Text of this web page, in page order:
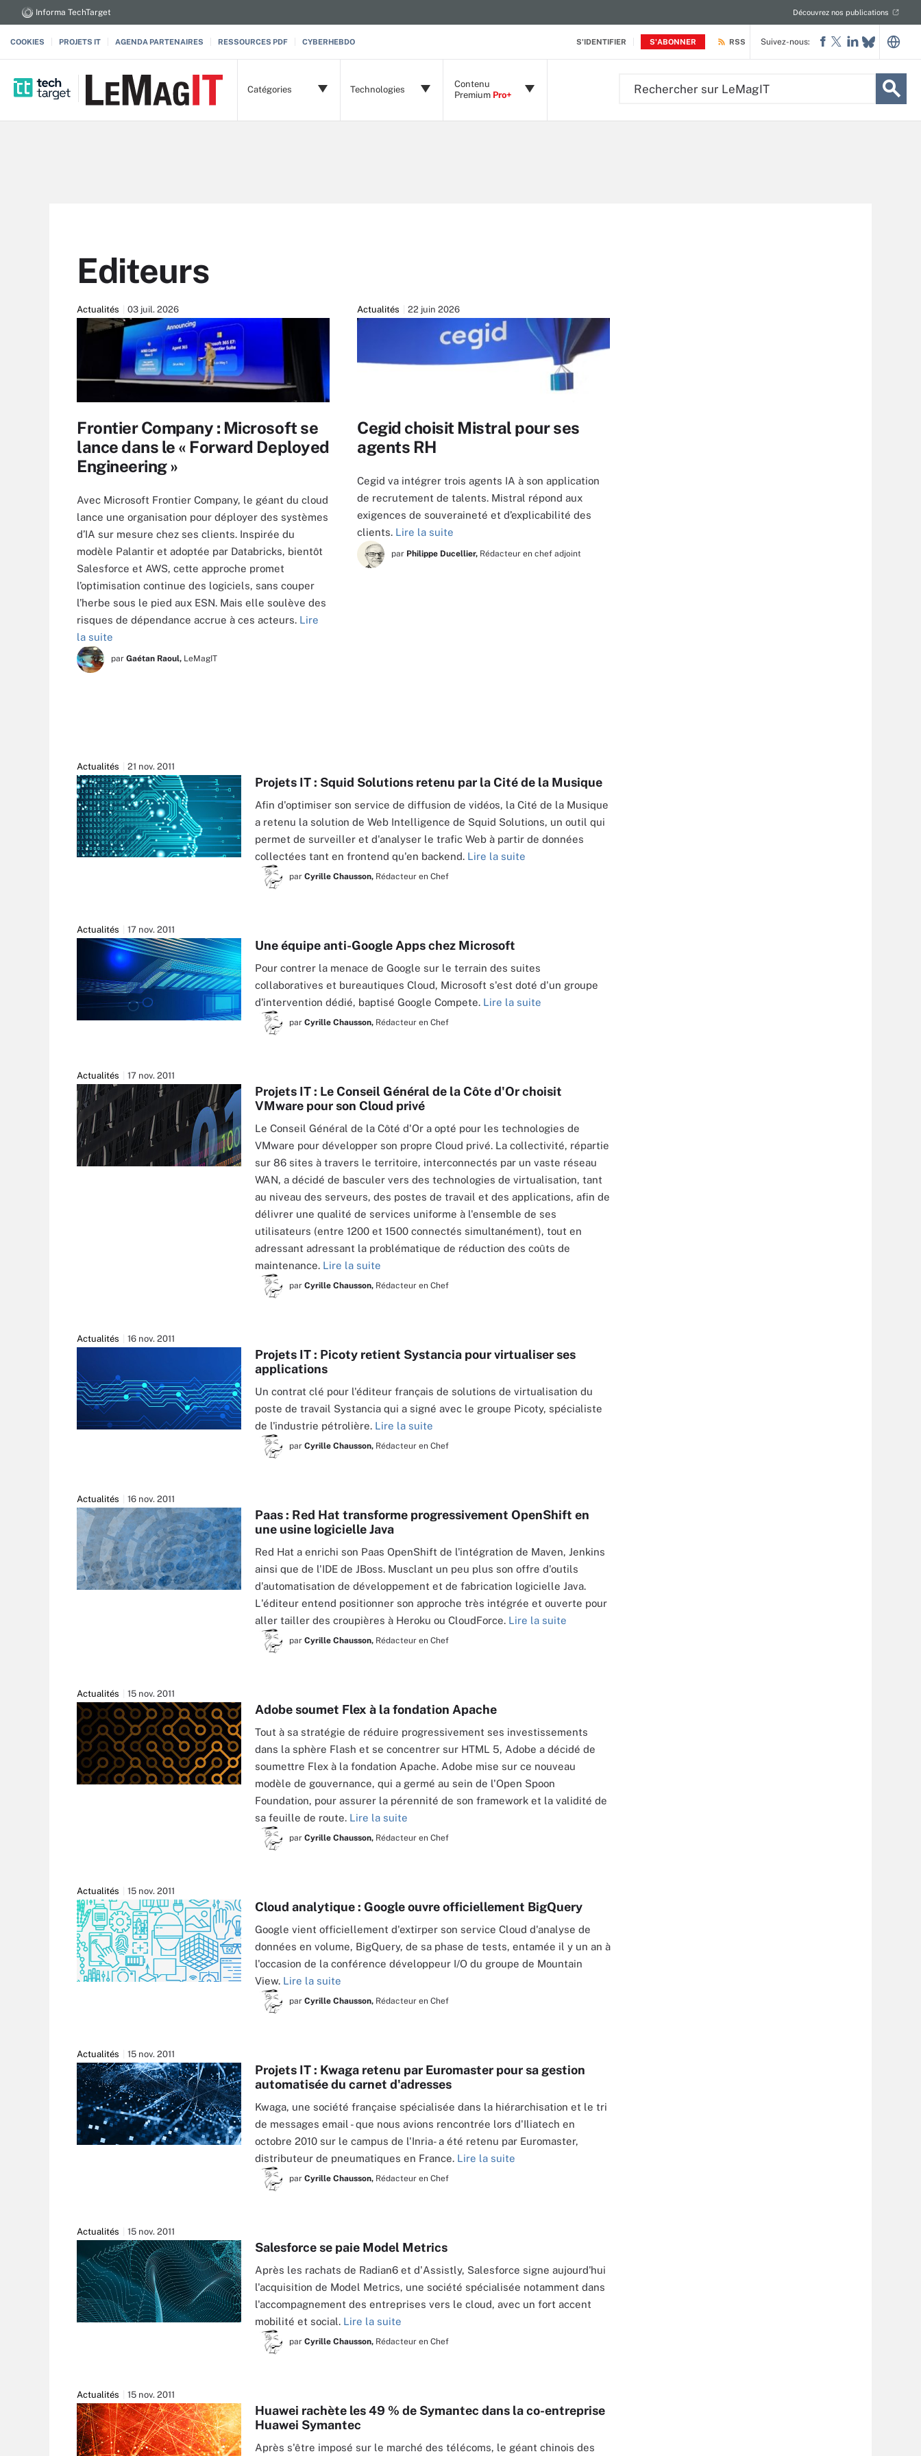
S'IDENTIFIER S'ABONNER
Informa TechTarget Découvrez nos publications
COOKIES PROJETS IT AGENDA PARTENAIRES RESSOURCES PDF CYBERHEBDO RSS
Catégories Technologies
Contenu
Premium Pro+
Suivez-nous:
Editeurs
Actualités 03 juil. 2026
Frontier Company : Microsoft se
lance dans le « Forward Deployed
Engineering »
Avec Microsoft Frontier Company, le géant du cloud
lance une organisation pour déployer des systèmes
d’IA sur mesure chez ses clients. Inspirée du
modèle Palantir et adoptée par Databricks, bientôt
Salesforce et AWS, cette approche promet
l’optimisation continue des logiciels, sans couper
l’herbe sous le pied aux ESN. Mais elle soulève des
risques de dépendance accrue à ces acteurs. Lire
la suite
par Gaétan Raoul, LeMagIT
Actualités 22 juin 2026
Cegid choisit Mistral pour ses
agents RH
Cegid va intégrer trois agents IA à son application
de recrutement de talents. Mistral répond aux
exigences de souveraineté et d’explicabilité des
clients. Lire la suite
par Philippe Ducellier, Rédacteur en chef adjoint
Actualités 21 nov. 2011
Projets IT : Squid Solutions retenu par la Cité de la Musique
Afin d'optimiser son service de diffusion de vidéos, la Cité de la Musique
a retenu la solution de Web Intelligence de Squid Solutions, un outil qui
permet de surveiller et d'analyser le trafic Web à partir de données
collectées tant en frontend qu'en backend. Lire la suite
par Cyrille Chausson, Rédacteur en Chef
Actualités 17 nov. 2011
Une équipe anti-Google Apps chez Microsoft
Pour contrer la menace de Google sur le terrain des suites
collaboratives et bureautiques Cloud, Microsoft s'est doté d'un groupe
d'intervention dédié, baptisé Google Compete. Lire la suite
par Cyrille Chausson, Rédacteur en Chef
Actualités 17 nov. 2011
Projets IT : Le Conseil Général de la Côte d'Or choisit
VMware pour son Cloud privé
Le Conseil Général de la Côté d'Or a opté pour les technologies de
VMware pour développer son propre Cloud privé. La collectivité, répartie
sur 86 sites à travers le territoire, interconnectés par un vaste réseau
WAN, a décidé de basculer vers des technologies de virtualisation, tant
au niveau des serveurs, des postes de travail et des applications, afin de
délivrer une qualité de services uniforme à l'ensemble de ses
utilisateurs (entre 1200 et 1500 connectés simultanément), tout en
adressant adressant la problématique de réduction des coûts de
maintenance. Lire la suite
par Cyrille Chausson, Rédacteur en Chef
Actualités 16 nov. 2011
Projets IT : Picoty retient Systancia pour virtualiser ses
applications
Un contrat clé pour l'éditeur français de solutions de virtualisation du
poste de travail Systancia qui a signé avec le groupe Picoty, spécialiste
de l'industrie pétrolière. Lire la suite
par Cyrille Chausson, Rédacteur en Chef
Actualités 16 nov. 2011
Paas : Red Hat transforme progressivement OpenShift en
une usine logicielle Java
Red Hat a enrichi son Paas OpenShift de l'intégration de Maven, Jenkins
ainsi que de l'IDE de JBoss. Musclant un peu plus son offre d'outils
d'automatisation de développement et de fabrication logicielle Java.
L'éditeur entend positionner son approche très intégrée et ouverte pour
aller tailler des croupières à Heroku ou CloudForce. Lire la suite
par Cyrille Chausson, Rédacteur en Chef
Actualités 15 nov. 2011
Adobe soumet Flex à la fondation Apache
Tout à sa stratégie de réduire progressivement ses investissements
dans la sphère Flash et se concentrer sur HTML 5, Adobe a décidé de
soumettre Flex à la fondation Apache. Adobe mise sur ce nouveau
modèle de gouvernance, qui a germé au sein de l'Open Spoon
Foundation, pour assurer la pérennité de son framework et la validité de
sa feuille de route. Lire la suite
par Cyrille Chausson, Rédacteur en Chef
Actualités 15 nov. 2011
Cloud analytique : Google ouvre officiellement BigQuery
Google vient officiellement d'extirper son service Cloud d'analyse de
données en volume, BigQuery, de sa phase de tests, entamée il y un an à
l'occasion de la conférence développeur I/O du groupe de Mountain
View. Lire la suite
par Cyrille Chausson, Rédacteur en Chef
Actualités 15 nov. 2011
Projets IT : Kwaga retenu par Euromaster pour sa gestion
automatisée du carnet d'adresses
Kwaga, une société française spécialisée dans la hiérarchisation et le tri
de messages email - que nous avions rencontrée lors d'Iliatech en
octobre 2010 sur le campus de l'Inria- a été retenu par Euromaster,
distributeur de pneumatiques en France. Lire la suite
par Cyrille Chausson, Rédacteur en Chef
Actualités 15 nov. 2011
Salesforce se paie Model Metrics
Après les rachats de Radian6 et d'Assistly, Salesforce signe aujourd'hui
l'acquisition de Model Metrics, une société spécialisée notamment dans
l'accompagnement des entreprises vers le cloud, avec un fort accent
mobilité et social. Lire la suite
par Cyrille Chausson, Rédacteur en Chef
Actualités 15 nov. 2011
Huawei rachète les 49 % de Symantec dans la co-entreprise
Huawei Symantec
Après s'être imposé sur le marché des télécoms, le géant chinois des